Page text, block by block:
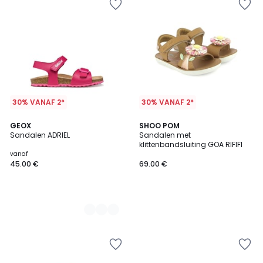
30% VANAF 2*
GEOX
Sandalen ADRIEL
vanaf
45.00 €
2
Kleuren
30% VANAF 2*
SHOO POM
Sandalen met
klittenbandsluiting GOA RIFIFI
69.00 €